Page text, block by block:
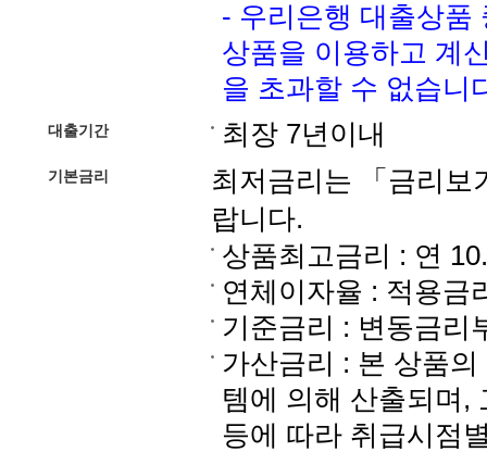
- 우리은행 대출상
상품을 이용하고 계
을 초과할 수 없습니
대출기간 최장 7년이내
기본금리
최저금리는 「금리보
랍니다.
상품최고금리 : 연
연체이자율 : 적용금
기준금리 : 변동금리
가산금리 : 본 상품
템에 의해 산출되며,
등에 따라 취급시점